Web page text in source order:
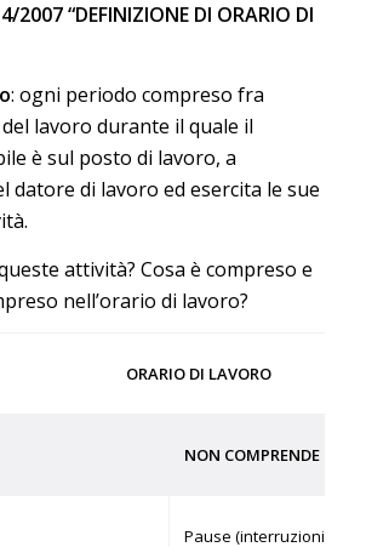
2007 “DEFINIZIONE DI ORARIO DI
: ogni periodo compreso fra
lavoro durante il quale il
è sul posto di lavoro, a
datore di lavoro ed esercita le sue
attività? Cosa è compreso e
nell’orario di lavoro?
ORARIO DI LAVORO
NON COMPRENDE
Pause (interruzioni